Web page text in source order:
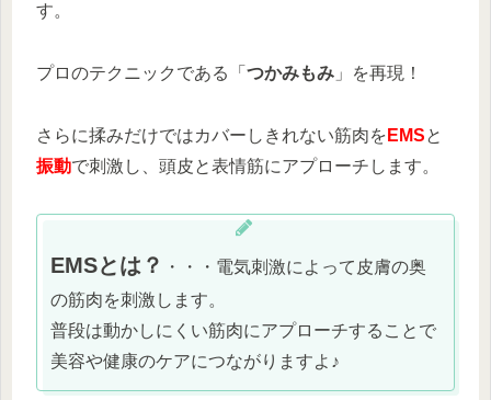
す。
プロのテクニックである「 つかみもみ 」を再現！
さらに揉みだけではカバーしきれない筋肉を EMSと
振動で刺激し、頭皮と表情筋にアプローチします。
EMSとは？
・・・電気刺激によって皮膚の奥
の筋肉を刺激します。
普段は動かしにくい筋肉にアプローチすることで
美容や健康のケアにつながりますよ♪